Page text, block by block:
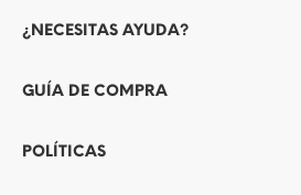
¿NECESITAS AYUDA?
GUÍA DE COMPRA
POLÍTICAS